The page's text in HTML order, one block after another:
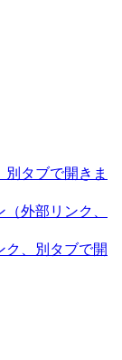
別タブで開きま
（外部リンク、
ク、別タブで開